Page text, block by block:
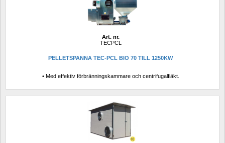
Art. nr.
TECPCL
PELLETSPANNA TEC-PCL BIO 70 TILL 1250KW
• Med effektiv förbränningskammare och centrifugalfläkt.